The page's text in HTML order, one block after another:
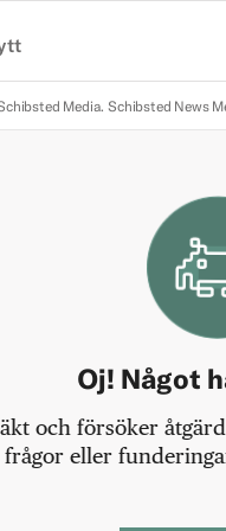
Media. Schibsted News
Oj! Något
och försöker
eller